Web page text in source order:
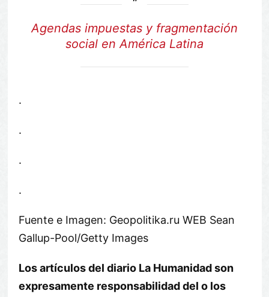
Agendas impuestas y fragmentación
social en América Latina
.
.
.
.
Fuente e Imagen: Geopolitika.ru WEB Sean
Gallup-Pool/Getty Images
Los artículos del diario La Humanidad son
expresamente responsabilidad del o los